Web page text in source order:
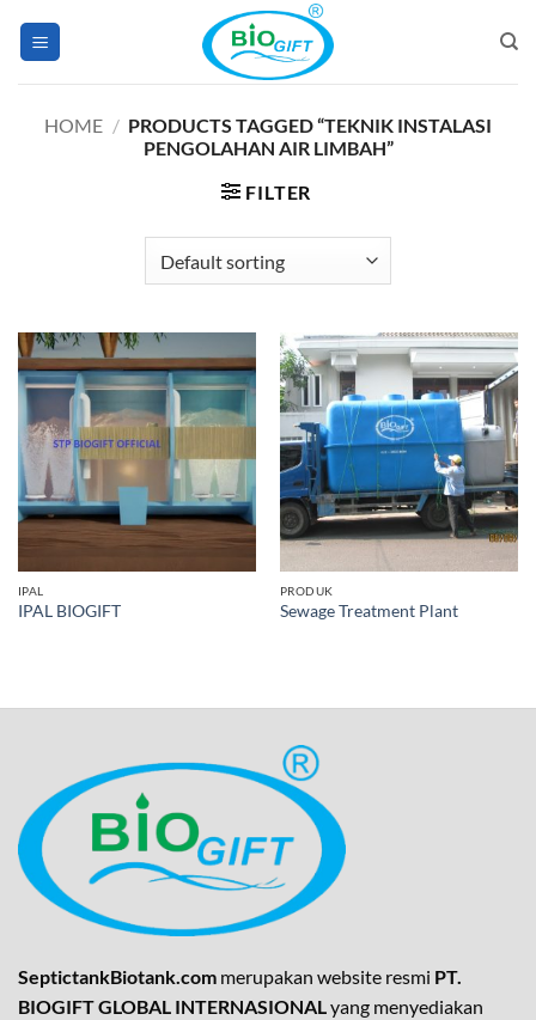
HOME / PRODUCTS TAGGED “TEKNIK INSTALASI
PENGOLAHAN AIR LIMBAH”
FILTER
IPAL
IPAL BIOGIFT
PRODUK
Sewage Treatment Plant
SeptictankBiotank.com merupakan website resmi PT.
BIOGIFT GLOBAL INTERNASIONALyang menyediakan